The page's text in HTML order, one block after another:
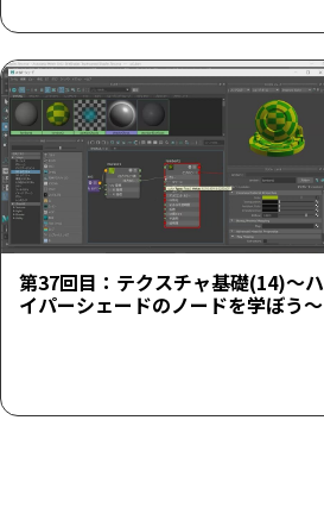
第37回目：テクスチャ基礎(14)～ハ
イパーシェードのノードを学ぼう～